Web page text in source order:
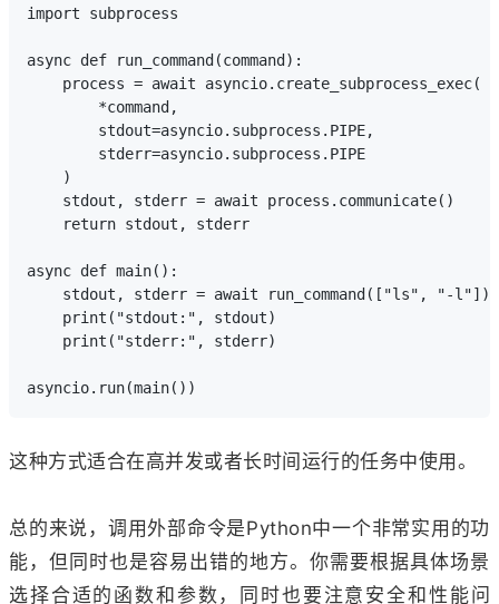
import subprocess
async def run_command(command):
    process = await asyncio.create_subprocess_exec(
        *command,
        stdout=asyncio.subprocess.PIPE,
        stderr=asyncio.subprocess.PIPE
    )
    stdout, stderr = await process.communicate()
    return stdout, stderr
async def main():
    stdout, stderr = await run_command(["ls", "-l"])
    print("stdout:", stdout)
    print("stderr:", stderr)
这种方式适合在高并发或者长时间运行的任务中使用。
总的来说，调用外部命令是Python中一个非常实用的功
能，但同时也是容易出错的地方。你需要根据具体场景
选择合适的函数和参数，同时也要注意安全和性能问